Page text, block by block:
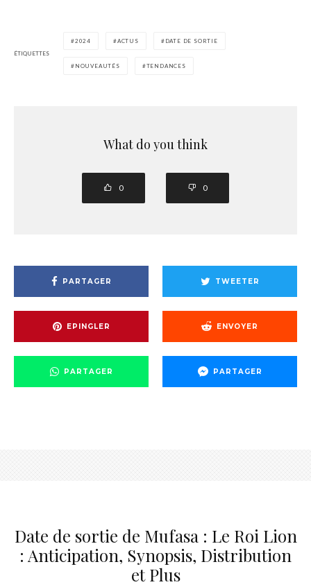
ÉTIQUETTES
2024 ACTUS DATE DE SORTIE
NOUVEAUTÉS TENDANCES
What do you think
0 0
PARTAGER TWEETER
EPINGLER ENVOYER
PARTAGER PARTAGER
Date de sortie de Mufasa : Le Roi Lion
: Anticipation, Synopsis, Distribution
et Plus